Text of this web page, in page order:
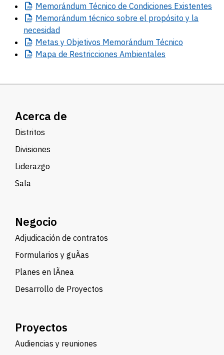
Memorándum Técnico de Condiciones Existentes
Memorándum técnico sobre el propósito y la
necesidad
Metas y Objetivos Memorándum Técnico
Mapa de Restricciones Ambientales
Acerca de
Distritos
Divisiones
Liderazgo
Sala
Negocio
Adjudicación de contratos
Formularios y guÃ­as
Planes en lÃ­nea
Desarrollo de Proyectos
Proyectos
Audiencias y reuniones